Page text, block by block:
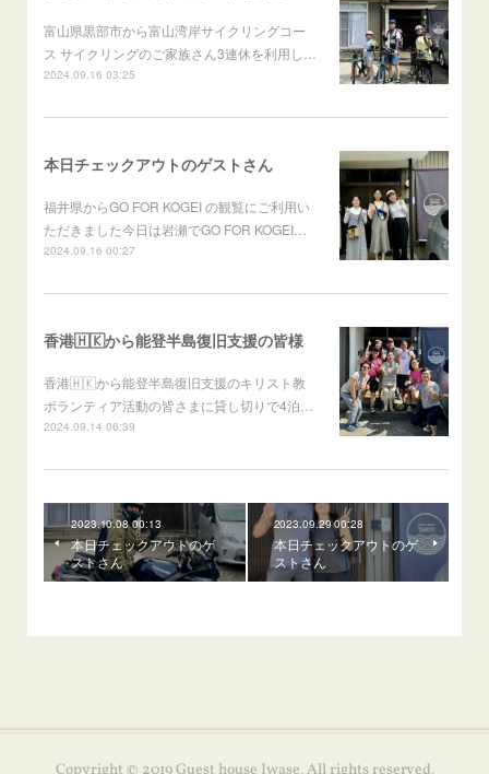
富山県黒部市から富山湾岸サイクリングコー
ス サイクリングのご家族さん3連休を利用し…
2024.09.16 03:25
本日チェックアウトのゲストさん
福井県からGO FOR KOGEI の観覧にご利用い
ただきました今日は岩瀬でGO FOR KOGEI…
2024.09.16 00:27
香港🇭🇰から能登半島復旧支援の皆様
香港🇭🇰から能登半島復旧支援のキリスト教
ボランティア活動の皆さまに貸し切りで4泊…
2024.09.14 06:39
2023.10.08 00:13
本日チェックアウトのゲ
ストさん
2023.09.29 00:28
本日チェックアウトのゲ
ストさん